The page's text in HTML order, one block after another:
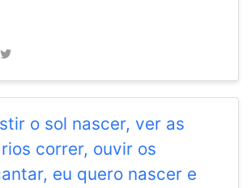
o sol nascer, ver as
correr, ouvir os
eu quero nascer e